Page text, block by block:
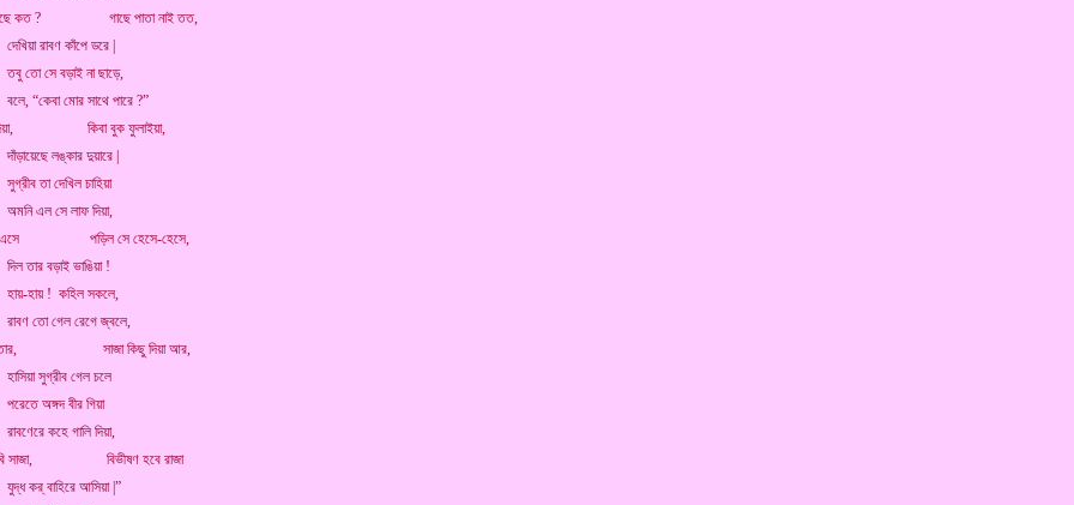
কত ? গাছে পাতা নাই তত,
কাঁপে ডরে |
বড়াই না ছাড়ে,
মোর সাথে পারে ?”
কিবা বুক ফুলাইয়া,
লঙ্কার দুয়ারে |
দেখিল চাহিয়া
সে লাফ দিয়া,
পড়িল সে হেসে-হেসে,
বড়াই ভাঙিয়া !
! কহিল সকলে,
গেল রেগে জ্বলে,
তার, সাজা কিছু দিয়া আর,
সুগ্রীব গেল চলে
বীর গিয়া
কহে গালি দিয়া,
সাজা,
বিভীষণ হবে রাজা
আসিয়া |”